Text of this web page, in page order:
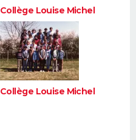
Collège Louise Michel
Collège Louise Michel